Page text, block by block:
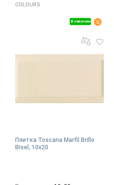
В наличии
COLOURS
Плитка Toscana Marfil Brillo
Bisel, 10x20